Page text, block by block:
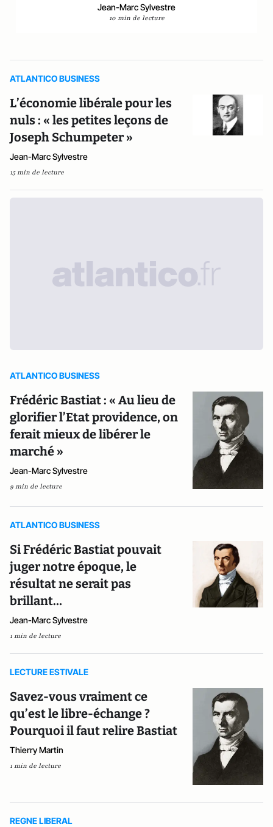
Jean-Marc Sylvestre
10 min de lecture
ATLANTICO BUSINESS
L’économie libérale pour les
nuls : « les petites leçons de
Joseph Schumpeter »
Jean-Marc Sylvestre
15 min de lecture
ATLANTICO BUSINESS
Frédéric Bastiat : « Au lieu de
glorifier l’Etat providence, on
ferait mieux de libérer le
marché »
Jean-Marc Sylvestre
9 min de lecture
ATLANTICO BUSINESS
Si Frédéric Bastiat pouvait
juger notre époque, le
résultat ne serait pas
brillant…
Jean-Marc Sylvestre
1 min de lecture
LECTURE ESTIVALE
Savez-vous vraiment ce
qu’est le libre-échange ?
Pourquoi il faut relire Bastiat
Thierry Martin
1 min de lecture
REGNE LIBERAL